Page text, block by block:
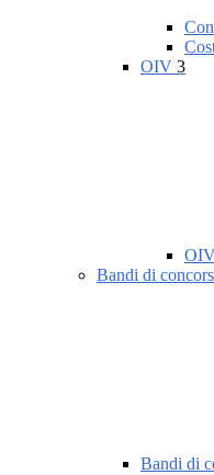
OIV 3
Bandi di
Bandi di